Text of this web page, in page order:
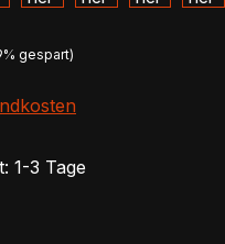
gespart)
1-3 Tage